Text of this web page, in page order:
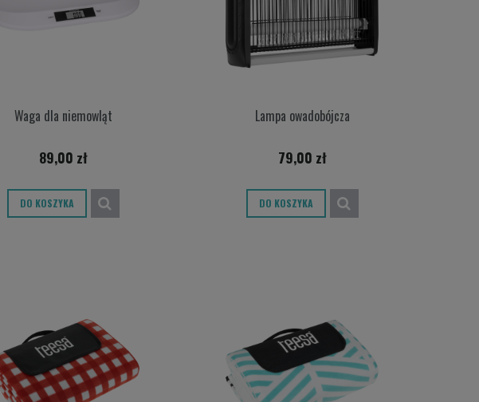
Waga dla niemowląt
89,00 zł
DO KOSZYKA
Lampa owadobójcza
79,00 zł
DO KOSZYKA